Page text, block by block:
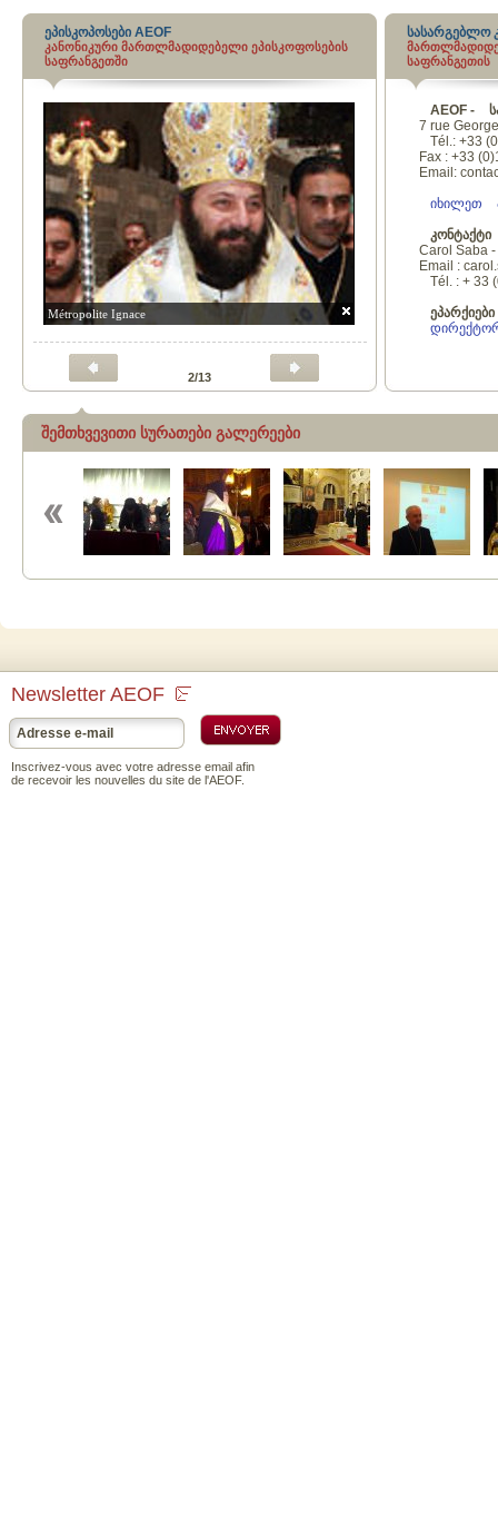
ეპისკოპოსები AEOF
კანონიკური მართლმადიდებელი ეპისკოფოსების
საფრანგეთში
Métropolite Ignace
2/13
სასარგებლო
საფრანგეთის
AEOF -
7 rue
Tél .: +33
Fax : +33
Email:
იხილეთ
კონტაქტი
Carol Saba -
Email :
Tél . : +
ეპარქიები
შემთხვევითი სურათები გალერეები
Newsletter AEOF
Inscrivez-vous avec votre adresse email afin
de recevoir les nouvelles du site de l'AEOF.